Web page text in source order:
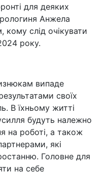
для деяких
Анжела
кому слід очікувати
року.
випаде
своїх
В їхньому житті
будуть належно
на роботі, а також
які
Головне для
на себе